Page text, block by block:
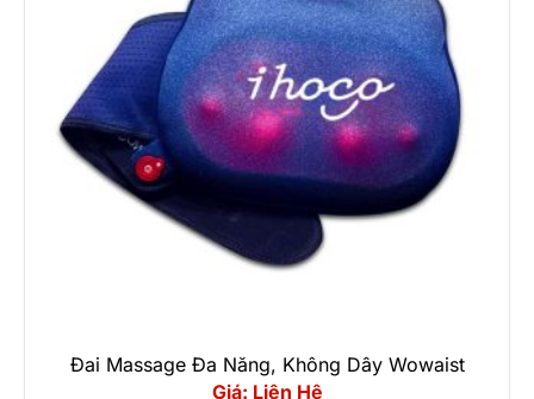
Đai Massage Đa Năng, Không Dây Wowaist
Giá: Liên Hệ